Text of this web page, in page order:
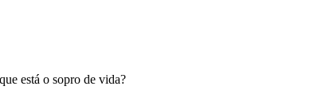
está o sopro de vida?